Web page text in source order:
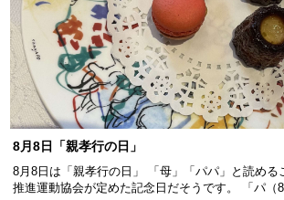
8月8日「親孝行の日」
8月8日は「親孝行の日」 「母」「パパ」と読める
推進運動協会が定めた記念日だそうです。 「パ（